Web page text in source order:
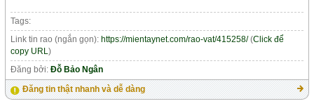
Tags:
Link tin rao (ngắn gọn): https://mientaynet.com/rao-vat/415258/(Click để
copy URL)
Đăng bởi:Đỗ Bảo Ngân
Đăng tin thật nhanh và dễ dàng